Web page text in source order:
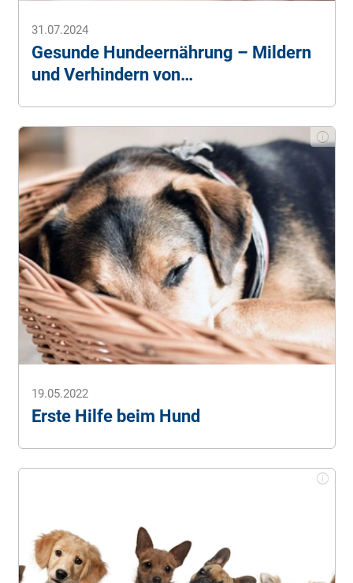
31.07.2024
Gesunde Hundeernährung – Mildern
und Verhindern von
19.05.2022
Erste Hilfe beim Hund